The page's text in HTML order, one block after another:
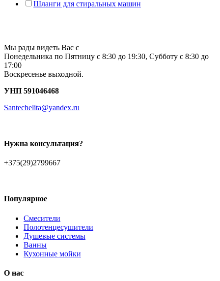
Шланги для стиральных машин
Мы рады видеть Вас с
Понедельника по Пятницу с 8:30 до 19:30, Субботу с 8:30 до
17:00
Воскресенье выходной.
УНП 591046468
Santechelita@yandex.ru
Нужна консультация?
+375(29)2799667
Популярное
Смесители
Полотенцесушители
Душевые системы
Ванны
Кухонные мойки
О нас